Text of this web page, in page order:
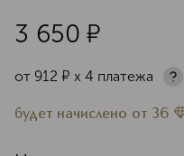
3 650 ¤
от 912 ¤ х 4 платежа
будет начислено от 36